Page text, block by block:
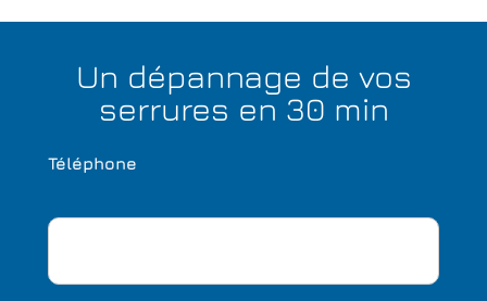
Un dépannage de vos
serrures en 30 min
Téléphone